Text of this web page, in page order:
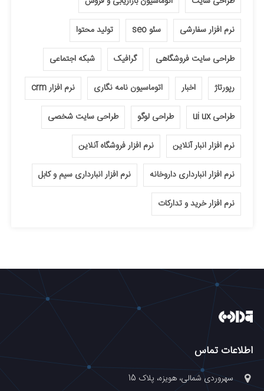
نرم افزار سفارشی سئو seo تولید محتوا
طراحی سایت فروشگاهی گرافیک شبکه اجتماعی
رپورتاژ اخبار اتوماسیون نامه نگاری نرم افزار crm
طراحی ui ux طراحی لوگو طراحی سایت شخصی
نرم افزار انبار آنلاین نرم افزار فروشگاه آنلاین
نرم افزار انبارداری داروخانه نرم افزار انبارداری سیم و کابل
نرم افزار خرید و تدارکات
اطلاعات تماس
سهروردی شمالی، هویزه، پلاک 15